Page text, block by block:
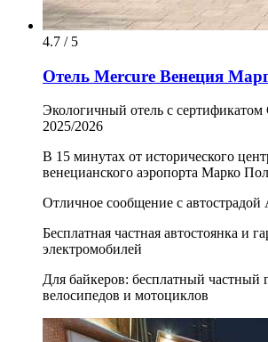
4.7 / 5
Отель Mercure Венеция
Экологичный отель с сертификатом
2025/2026
В 15 минутах от исторического
венецианского аэропорта Марко
Отличное сообщение с автострадой
Бесплатная частная автостоянка и
электромобилей
Для байкеров: бесплатный частный
велосипедов и мотоциклов